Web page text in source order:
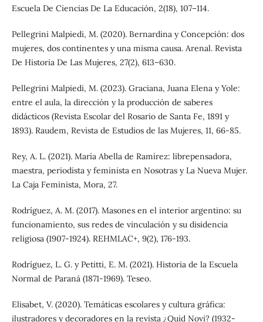
Escuela De Ciencias De La Educación, 2(18), 107–114.
Pellegrini Malpiedi, M. (2020). Bernardina y Concepción: dos
mujeres, dos continentes y una misma causa. Arenal. Revista
De Historia De Las Mujeres, 27(2), 613–630.
Pellegrini Malpiedi, M. (2023). Graciana, Juana Elena y Yole:
entre el aula, la dirección y la producción de saberes
didácticos (Revista Escolar del Rosario de Santa Fe, 1891 y
1893). Raudem, Revista de Estudios de las Mujeres, 11, 66-85.
Rey, A. L. (2021). María Abella de Ramírez: librepensadora,
maestra, periodista y feminista en Nosotras y La Nueva Mujer.
La Caja Feminista, Mora, 27.
Rodríguez, A. M. (2017). Masones en el interior argentino: su
funcionamiento, sus redes de vinculación y su disidencia
religiosa (1907-1924). REHMLAC+, 9(2), 176-193.
Rodríguez, L. G. y Petitti, E. M. (2021). Historia de la Escuela
Normal de Paraná (1871-1969). Teseo.
Elisabet, V. (2020). Temáticas escolares y cultura gráfica:
ilustradores y decoradores en la revista ¿Quid Novi? (1932-